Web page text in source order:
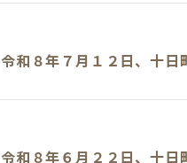
令和８年７月１２日、十
令和８年６月２２日、十